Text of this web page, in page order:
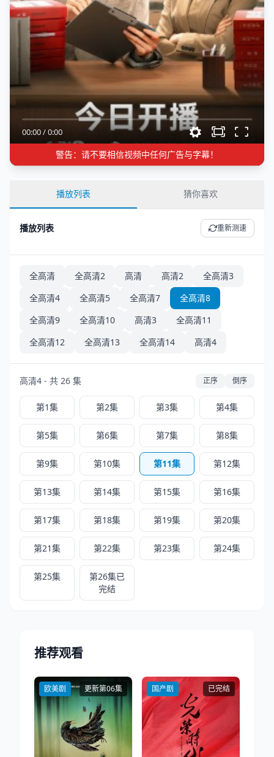
00:00/0:00
警告：请不要相信视频中任何广告与字幕！
播放列表 猜你喜欢
播放列表 重新测速
全高清 全高清2 高清 高清2
全高清3
全高清4
全高清5 全高清7
全高清8
全高清9
全高清10 高清3
全高清11
全高清12
全高清13 全高清14 高清4
高清4 - 共 26 集 正序 倒序
第1集 第2集 第3集 第4集
第5集 第6集 第7集 第8集
第9集 第10集 第11集 第12集
第13集 第14集 第15集 第16集
第17集 第18集 第19集 第20集
第21集 第22集 第23集 第24集
第25集
第26集已
完结
推荐观看
欧美剧 更新第06集 国产剧 已完结